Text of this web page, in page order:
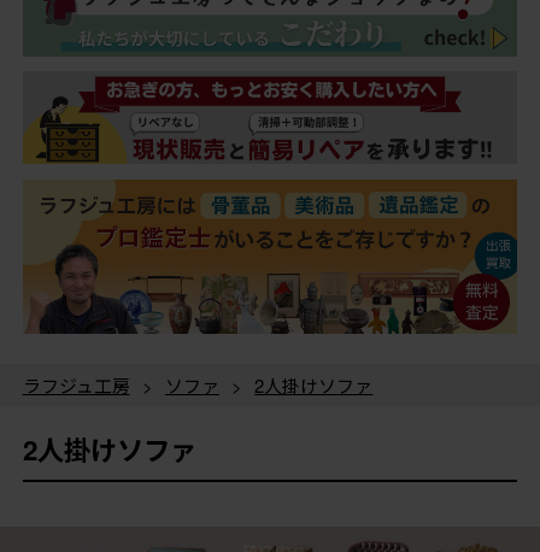
ラフジュ工房 > ソファ > 2人掛けソファ
2人掛けソファ